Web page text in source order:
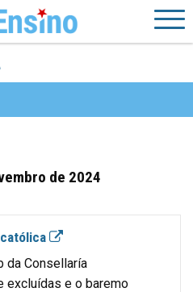
de 2024
da Consellaría
excluídas e o baremo